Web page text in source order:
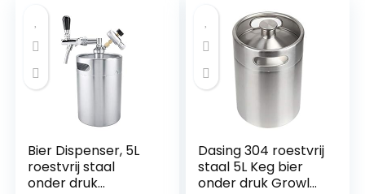
Bier Dispenser, 5L
roestvrij staal
onder druk
Dasing 304 roestvrij
staal 5L Keg bier
onder druk Growler